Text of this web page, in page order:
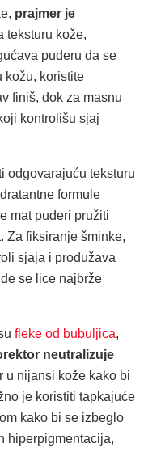
prajmer je
teksturu kože,
puderu da se
kožu, koristite
finiš, dok za masnu
kontrolišu sjaj
odgovarajuću teksturu
formule
mat puderi pružiti
Za fiksiranje šminke,
sjaja i produžava
se lice najbrže
fleke od bubuljica,
neutralizuje
u nijansi kože kako bi
je koristiti tapkajuće
kako bi se izbeglo
hiperpigmentacija,